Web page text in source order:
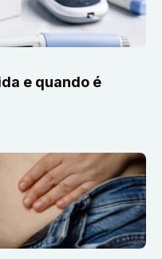
e quando é